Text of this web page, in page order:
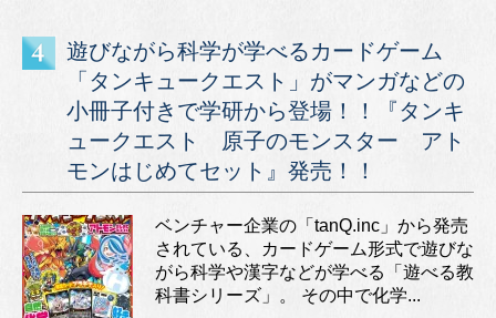
遊びながら科学が学べるカードゲーム
「タンキュークエスト」がマンガなどの
小冊子付きで学研から登場！！『タンキ
ュークエスト 原子のモンスター アト
モンはじめてセット』発売！！
ベンチャー企業の「tanQ.inc」から発売
されている、カードゲーム形式で遊びな
がら科学や漢字などが学べる「遊べる教
科書シリーズ」。 その中で化学...